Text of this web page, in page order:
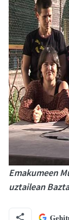
Emakumeen
uztailean